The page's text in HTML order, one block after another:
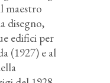
maestro
disegno,
edifici per
(1927) e al